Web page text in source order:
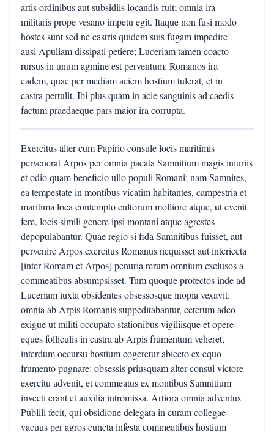
artis ordinibus aut subsidiis locandis fuit; omnia ira
militaris prope vesano impetu egit. Itaque non fusi modo
hostes sunt sed ne castris quidem suis fugam impedire
ausi Apuliam dissipati petiere; Luceriam tamen coacto
rursus in unum agmine est perventum. Romanos ira
eadem, quae per mediam aciem hostium tulerat, et in
castra pertulit. Ibi plus quam in acie sanguinis ad caedis
factum praedaeque pars maior ira corrupta.
Exercitus alter cum Papirio consule locis maritimis
pervenerat Arpos per omnia pacata Samnitium magis iniuriis
et odio quam beneficio ullo populi Romani; nam Samnites,
ea tempestate in montibus vicatim habitantes, campestria et
maritima loca contempto cultorum molliore atque, ut evenit
fere, locis simili genere ipsi montani atque agrestes
depopulabantur. Quae regio si fida Samnitibus fuisset, aut
pervenire Arpos exercitus Romanus nequisset aut interiecta
[inter Romam et Arpos] penuria rerum omnium exclusos a
commeatibus absumpsisset. Tum quoque profectos inde ad
Luceriam iuxta obsidentes obsessosque inopia vexavit:
omnia ab Arpis Romanis suppeditabantur, ceterum adeo
exigue ut militi occupato stationibus vigiliisque et opere
eques folliculis in castra ab Arpis frumentum veheret,
interdum occursu hostium cogeretur abiecto ex equo
frumento pugnare: obsessis priusquam alter consul victore
exercitu advenit, et commeatus ex montibus Samnitium
invecti erant et auxilia intromissa. Artiora omnia adventus
Publili fecit, qui obsidione delegata in curam collegae
vacuus per agros cuncta infesta commeatibus hostium